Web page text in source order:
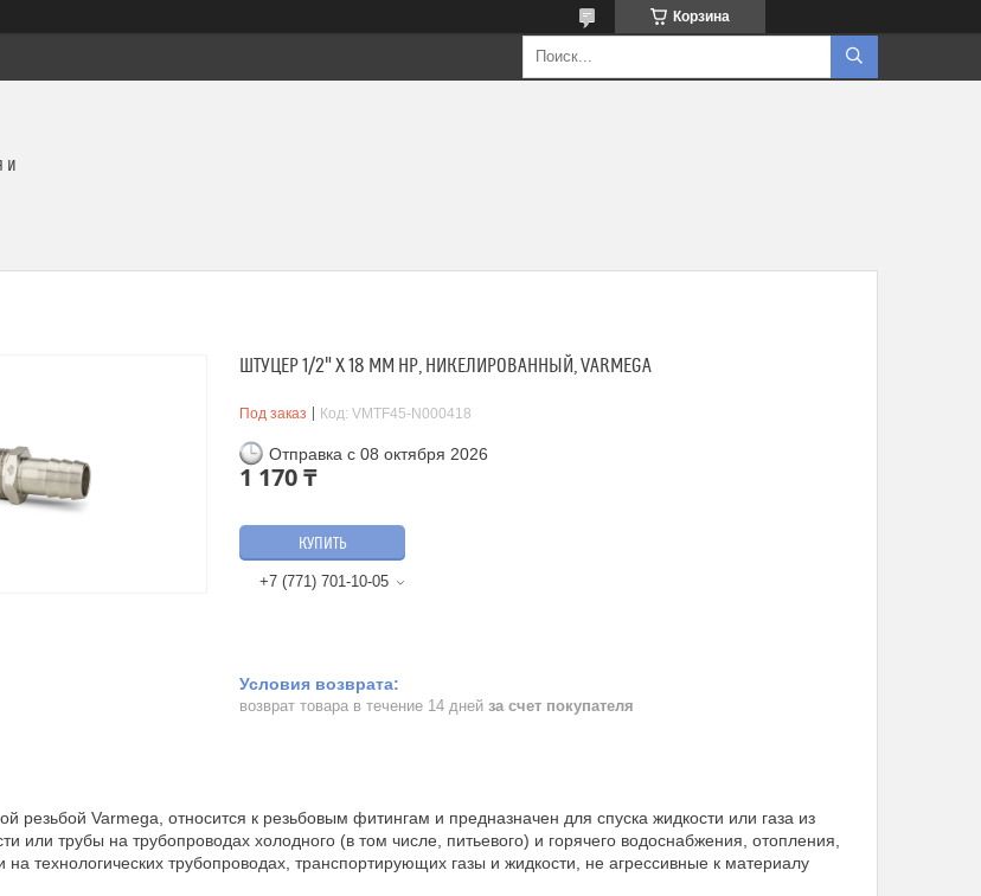
Корзина
и
ШТУЦЕР 1/2" X 18 ММ НР, НИКЕЛИРОВАННЫЙ, VARMEGA
Под заказ Код: VMTF45-N000418
Отправка с 08 октября 2026
1 170 ₸
КУПИТЬ
+7 (771) 701-10-05
возврат товара в течение 14 дней за счет покупателя
резьбой Varmega, относится к резьбовым фитингам и предназначен для спуска жидкости или газа из
или трубы на трубопроводах холодного (в том числе, питьевого) и горячего водоснабжения, отопления,
на технологических трубопроводах, транспортирующих газы и жидкости, не агрессивные к материалу